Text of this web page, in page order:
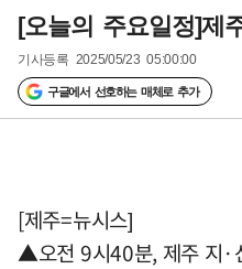
[오늘의 주요일정]제
기사등록 2025/05/23 05:00:00
구글에서 선호하는 매체로 추가
[제주=뉴시스]
▲오전 9시40분, 제주 지·